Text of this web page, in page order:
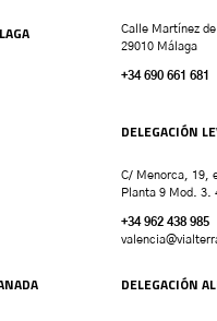
Calle Martínez
29010 Málaga
+34 690 661 681
DELEGACIÓN
C/ Menorca, 19,
Planta 9 Mod. 3.
+34 962 438 985
valencia
DELEGACIÓN